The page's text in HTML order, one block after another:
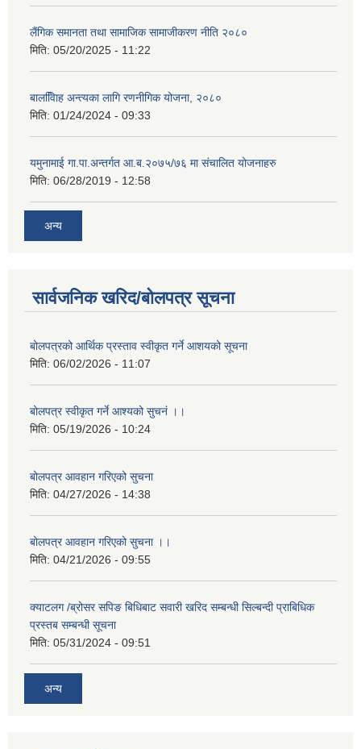
लैंगिक समानता तथा सामाजिक सामाजीकरण नीति २०८०
मिति: 05/20/2025 - 11:22
बालवििाह अन्त्यका लागि रणनीगिक योजना, २०८०
मिति: 01/24/2024 - 09:33
यमुनामाई गा.पा.अन्तर्गत आ.ब.२०७५/७६ मा संचालित योजनाहरु
मिति: 06/28/2019 - 12:58
अन्य
सार्वजनिक खरिद/बोलपत्र सूचना
बोलपत्रको आर्थिक प्रस्ताव स्वीकृत गर्ने आशयको सूचना
मिति: 06/02/2026 - 11:07
बोलपत्र स्वीकृत गर्ने आश्यको सुचनं ।।
मिति: 05/19/2026 - 10:24
बोलपत्र आवहान गरिएको सुचना
मिति: 04/27/2026 - 14:38
बोलपत्र आवहान गरिएको सुचना ।।
मिति: 04/21/2026 - 09:55
क्याटलग /ब्रोसर सपिङ बिधिबाट सवारी खरिद सम्बन्धी सिल्बन्दी प्राबिधिक
प्रस्तब सम्बन्धी सूचना
मिति: 05/31/2024 - 09:51
अन्य